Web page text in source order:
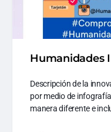
Humanidades
Descripción de la
por medio de
manera diferente e